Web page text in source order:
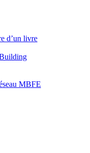
d’un livre
MBFE